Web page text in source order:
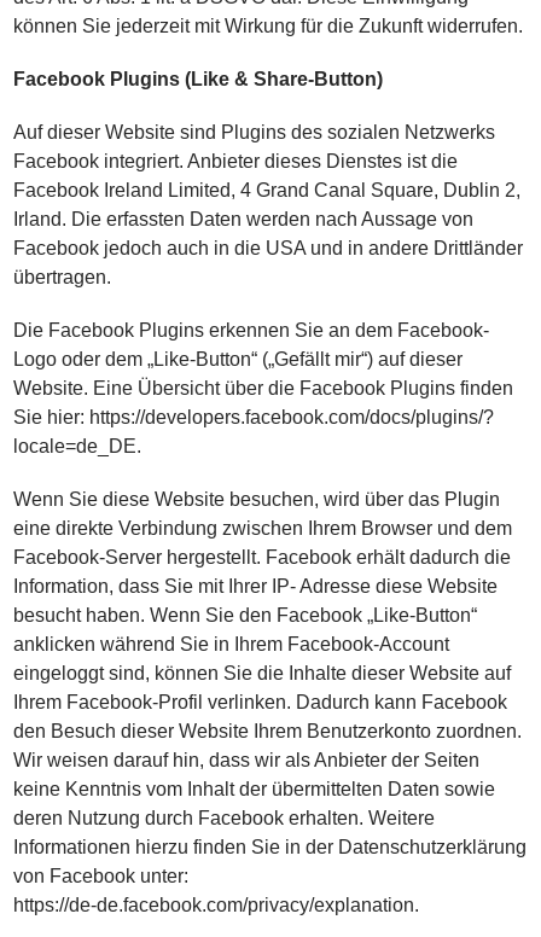
können Sie jederzeit mit Wirkung für die Zukunft widerrufen.
Facebook Plugins (Like & Share-Button)
Auf dieser Website sind Plugins des sozialen Netzwerks
Facebook integriert. Anbieter dieses Dienstes ist die
Facebook Ireland Limited, 4 Grand Canal Square, Dublin 2,
Irland. Die erfassten Daten werden nach Aussage von
Facebook jedoch auch in die USA und in andere Drittländer
übertragen.
Die Facebook Plugins erkennen Sie an dem Facebook-
Logo oder dem „Like-Button“ („Gefällt mir“) auf dieser
Website. Eine Übersicht über die Facebook Plugins finden
Sie hier: https://developers.facebook.com/docs/plugins/?
locale=de_DE.
Wenn Sie diese Website besuchen, wird über das Plugin
eine direkte Verbindung zwischen Ihrem Browser und dem
Facebook-Server hergestellt. Facebook erhält dadurch die
Information, dass Sie mit Ihrer IP- Adresse diese Website
besucht haben. Wenn Sie den Facebook „Like-Button“
anklicken während Sie in Ihrem Facebook-Account
eingeloggt sind, können Sie die Inhalte dieser Website auf
Ihrem Facebook-Profil verlinken. Dadurch kann Facebook
den Besuch dieser Website Ihrem Benutzerkonto zuordnen.
Wir weisen darauf hin, dass wir als Anbieter der Seiten
keine Kenntnis vom Inhalt der übermittelten Daten sowie
deren Nutzung durch Facebook erhalten. Weitere
Informationen hierzu finden Sie in der Datenschutzerklärung
von Facebook unter:
https://de-de.facebook.com/privacy/explanation.